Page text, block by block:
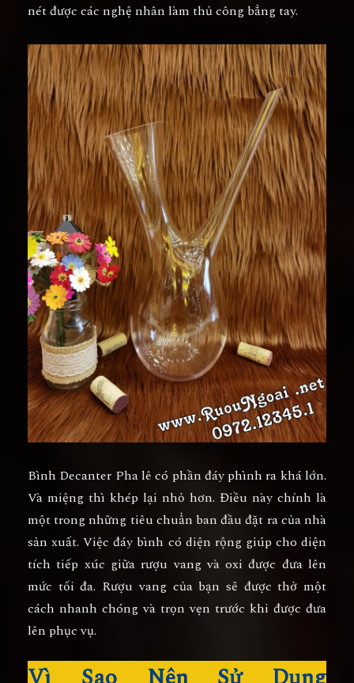
nét được các nghệ nhân làm thủ công bẳng tay.
Bình Decanter Pha lê có phần đáy phình ra khá lớn.
Và miệng thì khép lại nhỏ hơn. Điều này chính là
một trong những tiêu chuẩn ban đầu đặt ra của nhà
sản xuất. Việc đáy bình có diện rộng giúp cho diện
tích tiếp xúc giữa rượu vang và oxi được đưa lên
mức tối đa. Rượu vang của bạn sẽ được thở một
cách nhanh chóng và trọn vẹn trước khi được đưa
lên phục vụ.